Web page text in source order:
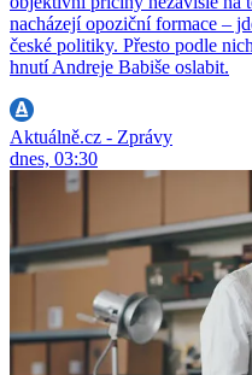
nacházejí opoziční formace –
české politiky. Přesto podle
hnutí Andreje Babiše oslabit.
Aktuálně.cz - Zprávy
dnes, 03:30